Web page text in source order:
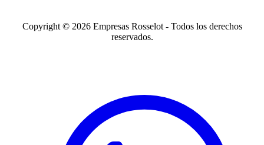
Copyright © 2026 Empresas Rosselot - Todos los derechos
reservados.